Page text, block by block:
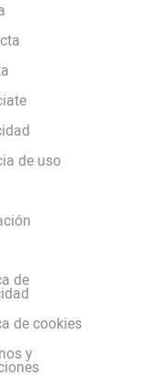
de uso
de
de cookies
y